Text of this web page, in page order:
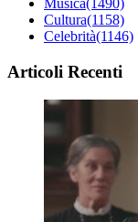
Musica(1490)
Cultura(1158)
Celebrità(1146)
Articoli Recenti